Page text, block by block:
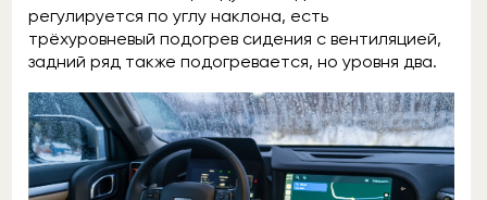
регулируется по углу наклона, есть
трёхуровневый подогрев сидения с вентиляцией,
задний ряд также подогревается, но уровня два.